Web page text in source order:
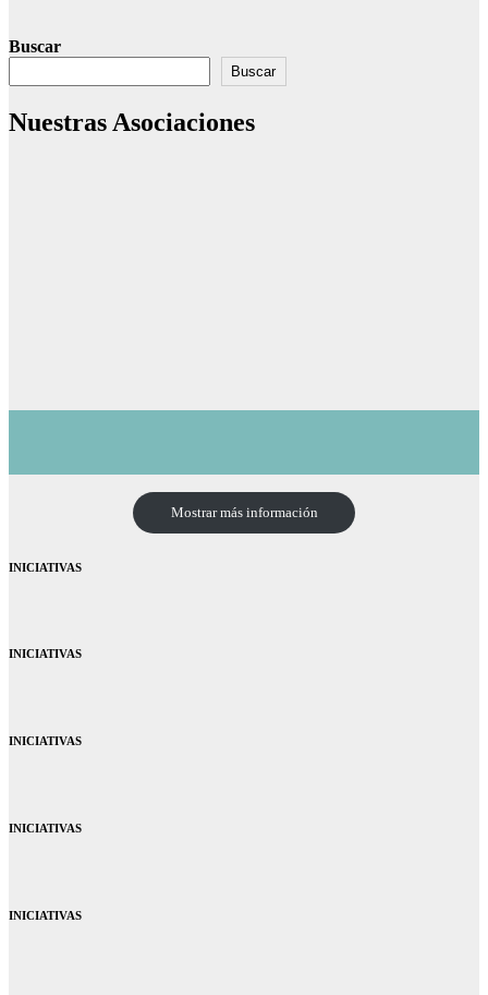
Buscar
Buscar
Nuestras Asociaciones
Mostrar más información
INICIATIVAS
INICIATIVAS
INICIATIVAS
INICIATIVAS
INICIATIVAS